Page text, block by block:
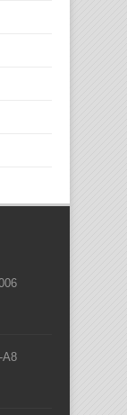
A8